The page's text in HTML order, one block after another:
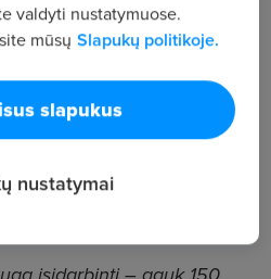
surinkimas;
pakavimas;
į sistemas.
638 66179
valdyti nustatymuose.
mūsų Slapukų politikoje.
slapukus
nustatymai